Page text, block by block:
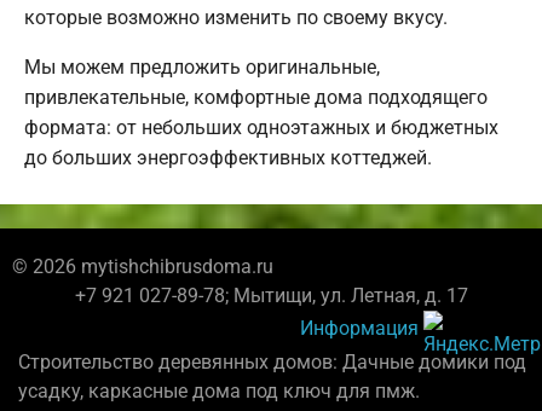
которые возможно изменить по своему вкусу.
Мы можем предложить оригинальные,
привлекательные, комфортные дома подходящего
формата: от небольших одноэтажных и бюджетных
до больших энергоэффективных коттеджей.
© 2026 mytishchibrusdoma.ru
+7 921 027-89-78; Мытищи, ул. Летная, д. 17
Информация
Строительство деревянных домов: Дачные домики под
усадку, каркасные дома под ключ для пмж.